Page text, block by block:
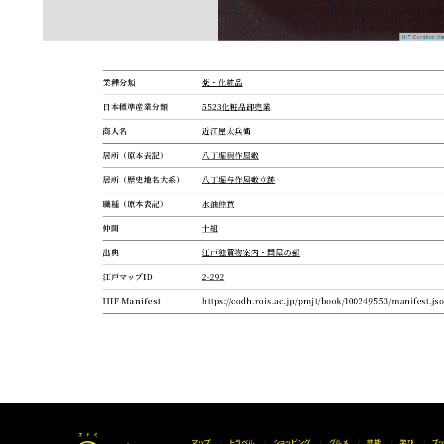
IIIF Curation
業種分類 薬・化粧品
日本標準産業分類 5523化粧品卸売業
商人名 近江屋太兵衛
居所（原本表記） 八丁堀與作屋敷
居所（歴史地名大系） 八丁堀与作屋敷立跡
職種（原本表記） 水油仲買
仲間 十組
出典 江戸独買物案内・問屋の部
江戸マップID 2-292
IIIF Manifest https://codh.rois.ac.jp/pmjt/book/100249553/
マップ トラベル ショッピング グルメ 芸能 学び ブ